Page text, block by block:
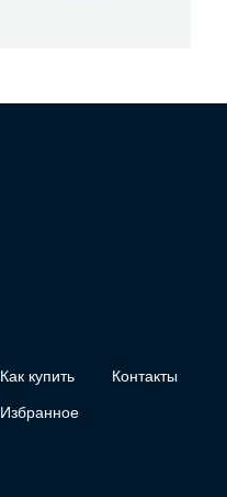
Как купить Контакты
Избранное